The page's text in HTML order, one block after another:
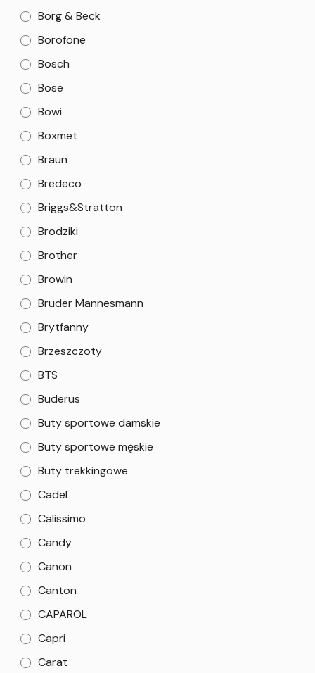
Borg & Beck
Borofone
Bosch
Bose
Bowi
Boxmet
Braun
Bredeco
Briggs&Stratton
Brodziki
Brother
Browin
Bruder Mannesmann
Brytfanny
Brzeszczoty
BTS
Buderus
Buty sportowe damskie
Buty sportowe męskie
Buty trekkingowe
Cadel
Calissimo
Candy
Canon
Canton
CAPAROL
Capri
Carat